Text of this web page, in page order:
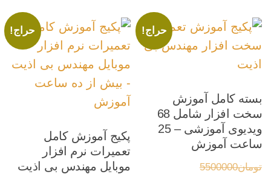
حراج!
بسته کامل آموزش
سخت افزار شامل 68
ویدیوی آموزشی – 25
ساعت آموزش
تومان5500000قیمت
حراج!
پکیج آموزش کامل
تعمیرات نرم افزار
موبایل مهندس بی اذیت